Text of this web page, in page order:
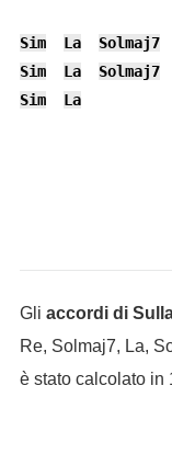
Sim La Solmaj7
Sim
La Solmaj7
Sim
La
Gli accordi di
Re, Solmaj7, La,
è stato calcolato in